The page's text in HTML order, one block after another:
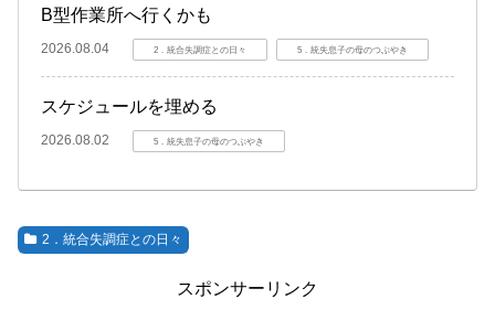
B型作業所へ行くかも
2026.08.04 2．統合失調症との日々 5．統失息子の母のつぶやき
スケジュールを埋める
2026.08.02 5．統失息子の母のつぶやき
2．統合失調症との日々
スポンサーリンク